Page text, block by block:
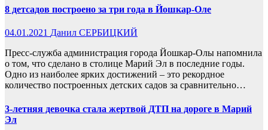
8 детсадов построено за три года в Йошкар-Оле
04.01.2021 Данил СЕРБИЦКИЙ
Пресс-служба администрация города Йошкар-Олы напомнила
о том, что сделано в столице Марий Эл в последние годы.
Одно из наиболее ярких достижений – это рекордное
количество построенных детских садов за сравнительно…
3-летняя девочка стала жертвой ДТП на дороге в Марий
Эл